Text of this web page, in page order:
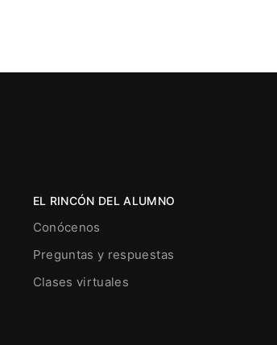
EL RINCÓN DEL ALUMNO
Conócenos
Preguntas y respuestas
Clases virtuales